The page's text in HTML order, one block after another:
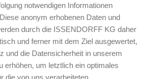
notwendigen Informationen
anonym erhobenen Daten und
durch die ISSENDORFF KG daher
und ferner mit dem Ziel ausgewertet,
und die Datensicherheit in unserem
erhöhen, um letztlich ein optimales
die von uns verarbeiteten